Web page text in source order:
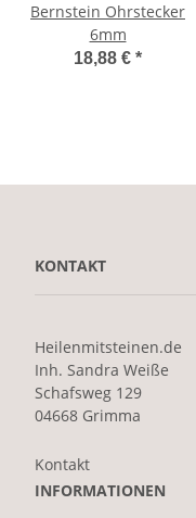
Bernstein Ohrstecker
6mm
18,88 € *
KONTAKT
Heilenmitsteinen.de
Inh. Sandra Weiße
Schafsweg 129
04668 Grimma
Kontakt
INFORMATIONEN